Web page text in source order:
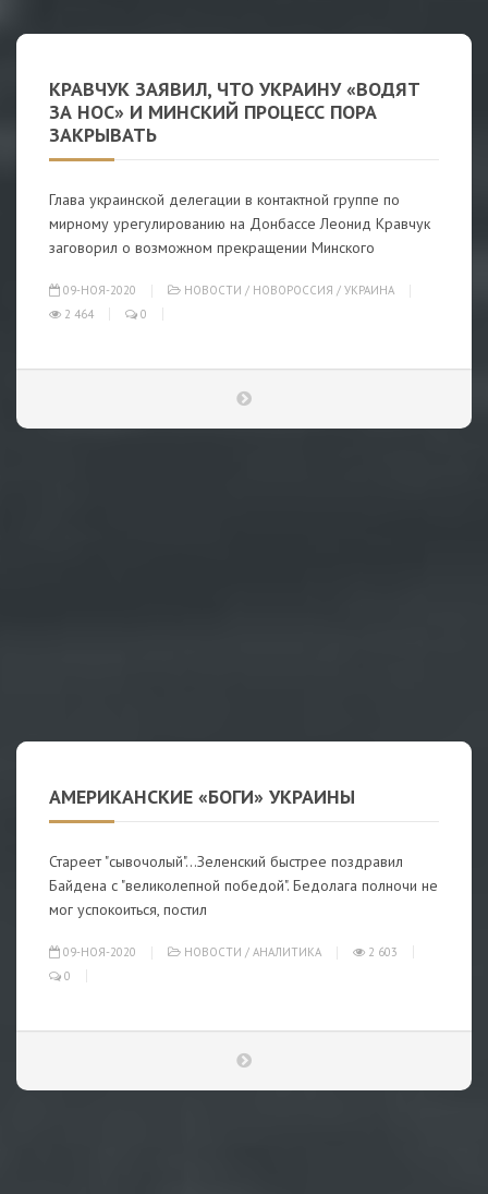
КРАВЧУК ЗАЯВИЛ, ЧТО УКРАИНУ «ВОДЯТ
ЗА НОС» И МИНСКИЙ ПРОЦЕСС ПОРА
ЗАКРЫВАТЬ
Глава украинской делегации в контактной группе по
мирному урегулированию на Донбассе Леонид Кравчук
заговорил о возможном прекращении Минского
09-НОЯ-2020 НОВОСТИ / НОВОРОССИЯ / УКРАИНА
2 464
0
АМЕРИКАНСКИЕ «БОГИ» УКРАИНЫ
Стареет "сывочолый"...Зеленский быстрее поздравил
Байдена с "великолепной победой". Бедолага полночи не
мог успокоиться, постил
09-НОЯ-2020 НОВОСТИ / АНАЛИТИКА
2 603
0